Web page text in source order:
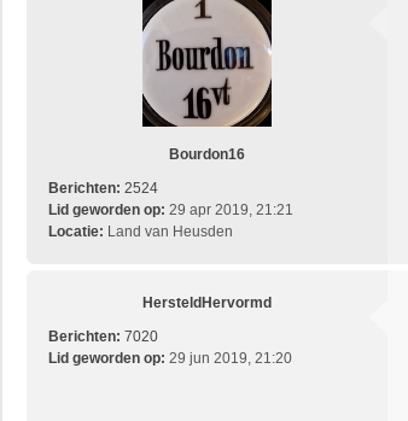
Bourdon16
Berichten: 2524
Lid geworden op: 29 apr 2019, 21:21
Locatie: Land van Heusden
HersteldHervormd
Berichten: 7020
Lid geworden op: 29 jun 2019, 21:20